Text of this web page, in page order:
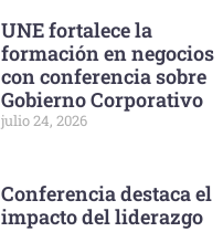
UNE fortalece la
formación en negocios
con conferencia sobre
Gobierno Corporativo
julio 24, 2026
Conferencia destaca el
impacto del liderazgo